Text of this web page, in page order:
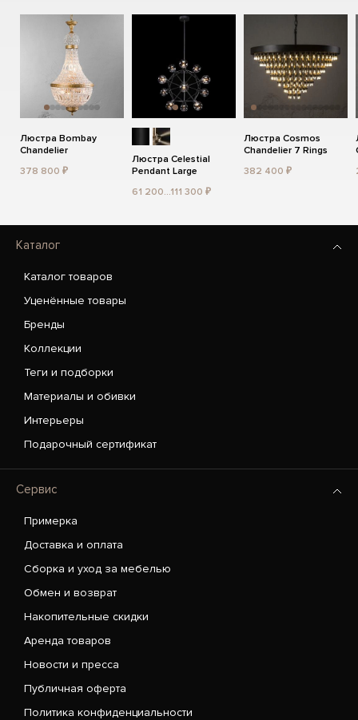
Люстра Bombay
Chandelier
378 800 ₽
Люстра Celestial
Pendant Large
61 200...111 300 ₽
Люстра Cosmos
Chandelier 7 Rings
382 400 ₽
Каталог
Каталог товаров
Уценённые товары
Бренды
Коллекции
Теги и подборки
Материалы и обивки
Интерьеры
Подарочный сертификат
Сервис
Примерка
Доставка и оплата
Сборка и уход за мебелью
Обмен и возврат
Накопительные скидки
Аренда товаров
Новости и пресса
Публичная оферта
Политика конфиденциальности